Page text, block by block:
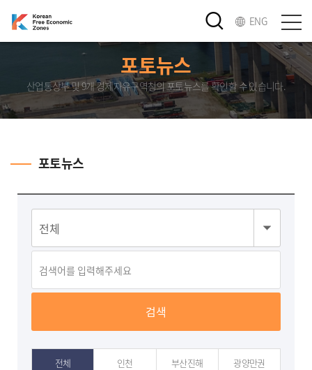
ENG
포토뉴스
산업통상부 및 9개 경제자유구역청의 포토뉴스를 확인할 수 있습니다.
포토뉴스
검색
전체 인천 부산진해 광양만권